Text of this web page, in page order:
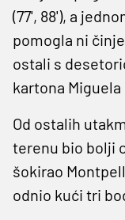
(77', 88'), a
pomogla ni
ostali s
kartona
Od ostalih
terenu bio bolji
šokirao
odnio kući tri